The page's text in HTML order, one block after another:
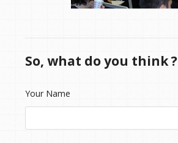
So, what do you think ?
Your Name